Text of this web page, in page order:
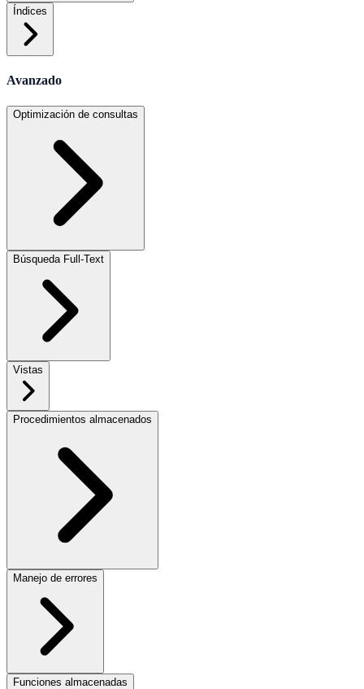
Índices
Avanzado
Optimización de consultas
Búsqueda Full-Text
Vistas
Procedimientos almacenados
Manejo de errores
Funciones almacenadas